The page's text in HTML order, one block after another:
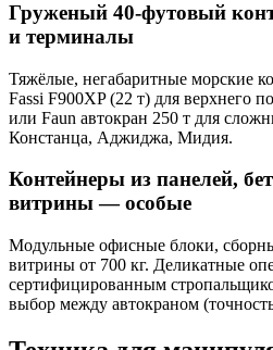
Груженый 40-футовый
и терминалы
Тяжёлые, негабаритные морские
Fassi F900XP (22 т) для верхнего
или Faun автокран 250 т для
Констанца, Аджиджа, Мидия.
Контейнеры из панелей,
витрины — особые
Модульные офисные блоки,
витрины от 700 кг. Деликатные
сертифицированным
выбор между автокраном